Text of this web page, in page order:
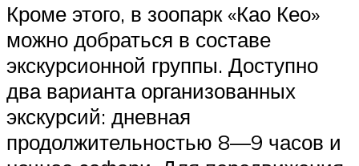
Кроме этого, в зоопарк «Као Кео»
можно добраться в составе
экскурсионной группы. Доступно
два варианта организованных
экскурсий: дневная
продолжительностью 8—9 часов и